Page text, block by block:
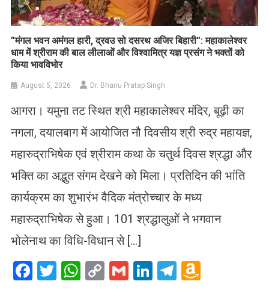
​”मंगल भवन अमंगल हारी, द्रवउ सो दसरथ अजिर बिहारी”: महाकालेश्वर
धाम में श्रीराम की बाल लीलाओं और विश्वामित्र यज्ञ प्रसंग ने भक्तों को
किया भावविभोर
August 5, 2026 Dr. Bhanu Pratap Singh
आगरा। यमुना तट स्थित श्री महाकालेश्वर मंदिर, बूढ़ी का
नगला, दयालबाग में आयोजित नौ दिवसीय श्री रुद्र महायज्ञ,
महारुद्राभिषेक एवं श्रीराम कथा के चतुर्थ दिवस श्रद्धा और
भक्ति का अद्भुत संगम देखने को मिला। प्रतिदिन की भांति
कार्यक्रम का शुभारंभ वैदिक मंत्रोच्चार के मध्य
महारुद्राभिषेक से हुआ। 101 श्रद्धालुओं ने भगवान
भोलेनाथ का विधि-विधान से […]
Facebook
Twitter
WhatsApp
CopyGmailLinkedIn
Telegram